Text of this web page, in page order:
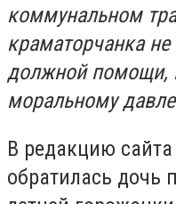
коммунальном
краматорчанка
должной помощи,
моральному
В редакцию
обратилась дочь